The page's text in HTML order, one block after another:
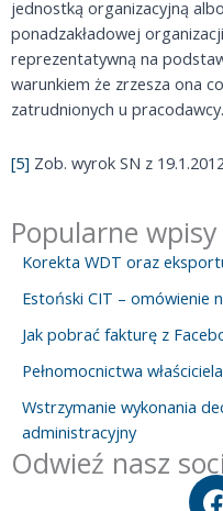
jednostką organizacyjną
ponadzakładowej
reprezentatywną na
warunkiem że zrzesza ona
zatrudnionych u pracodawcy.
[5] Zob. wyrok SN z
Popularne wpisy
Korekta WDT oraz
Estoński CIT – omówienie
Jak pobrać fakturę z
Pełnomocnictwa
Wstrzymanie wykonania
administracyjny
Odwieź nasz